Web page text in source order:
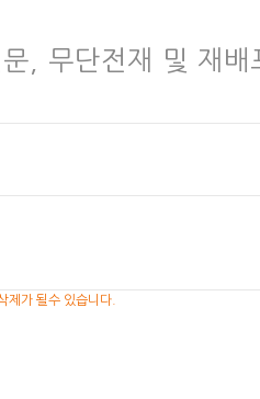
, 무단전재 및 재배
제가 될수 있습니다.